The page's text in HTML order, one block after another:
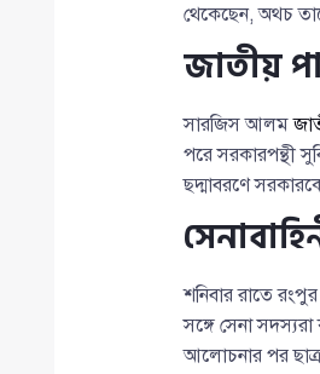
থেকেছেন, অথচ
জাতীয়
সারজিস আলম
পরে সরকারপন্থী
ছদ্মাবরণে
শনিবার রাতে
সঙ্গে সেনা
আলোচনার পর